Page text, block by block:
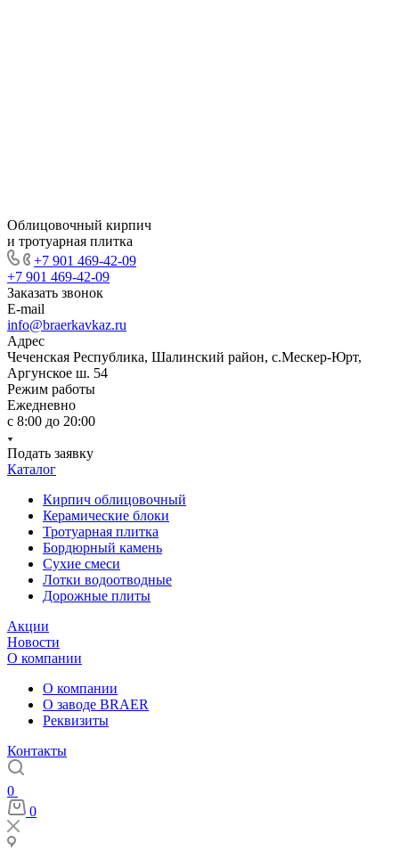
Облицовочный кирпич
и тротуарная плитка
+7 901 469-42-09
+7 901 469-42-09
Заказать звонок
E-mail
info@braerkavkaz.ru
Адрес
Чеченская Республика, Шалинский район, с.Мескер-Юрт,
Аргунское ш. 54
Режим работы
Ежедневно
с 8:00 до 20:00
Подать заявку
Каталог
Кирпич облицовочный
Керамические блоки
Тротуарная плитка
Бордюрный камень
Сухие смеси
Лотки водоотводные
Дорожные плиты
Акции
Новости
О компании
О компании
О заводе BRAER
Реквизиты
Контакты
0
0